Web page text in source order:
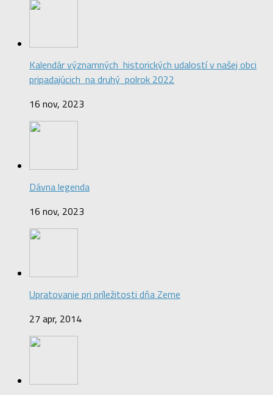
Kalendár významných historických udalostí v našej obci
pripadajúcich na druhý polrok 2022
16 nov, 2023
Dávna legenda
16 nov, 2023
Upratovanie pri príležitosti dňa Zeme
27 apr, 2014